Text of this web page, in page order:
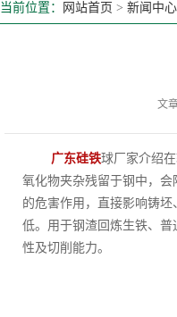
当前位置： 网站首页 > 新闻中心
文
广东硅铁球厂家介绍
氧化物夹杂残留于钢中，
的危害作用，直接影响铸坯
低。用于钢渣回炼生铁、
性及切削能力。